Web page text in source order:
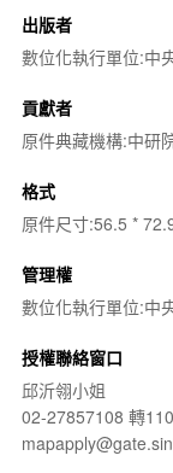
出版者
數位化執行單位:中
貢獻者
原件典藏機構:中研
格式
原件尺寸:56.5 *
管理權
數位化執行單位:中
授權聯絡窗口
邱沂翎小姐
02-27857108 轉110